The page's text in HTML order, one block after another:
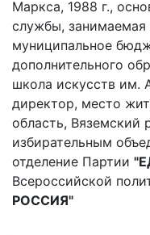
Маркса, 1988 г.,
службы,
муниципальное
дополнительного
школа искусств им.
директор, место
область, Вяземский
избирательным
отделение Партии
Всероссийской
РОССИЯ"